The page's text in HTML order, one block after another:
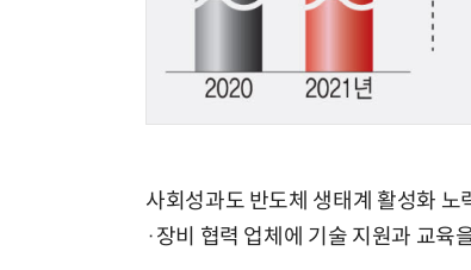
사회성과도 반도체 생태계 활성화
·장비 협력 업체에 기술 지원과 교육